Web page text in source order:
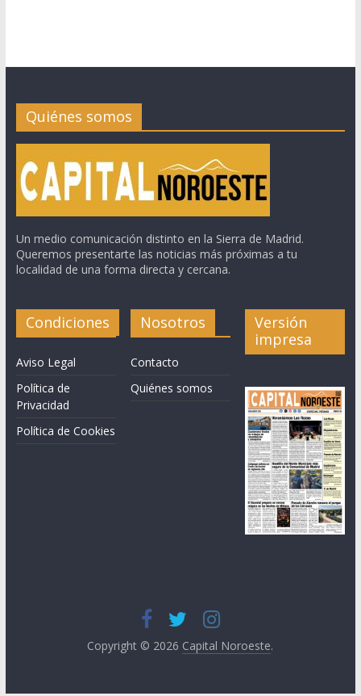
Quiénes somos
Un medio comunicación distinto en la Sierra de Madrid.
Queremos presentarte las noticias más próximas a tu
localidad de una forma directa y cercana.
Condiciones
Aviso Legal
Política de
Privacidad
Política de Cookies
Nosotros
Contacto
Quiénes somos
Versión
impresa
Copyright © 2026 Capital Noroeste.